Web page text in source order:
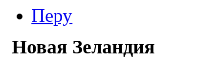
Перу
Новая Зеландия